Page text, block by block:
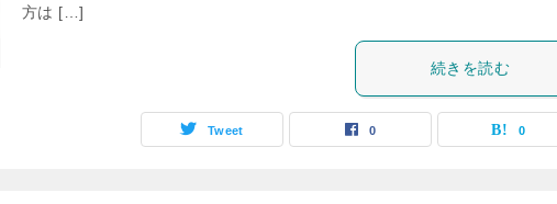
方は […]
続きを読む
Tweet 0 0